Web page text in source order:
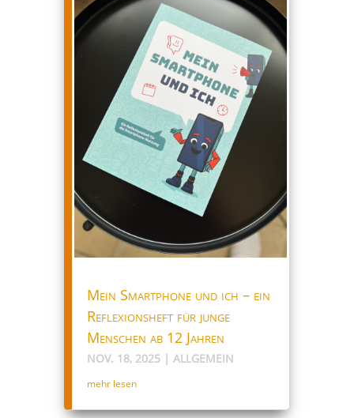
Mein Smartphone und ich – ein
Reflexionsheft für junge
Menschen ab 12 Jahren
NOV. 18, 2025| ALLGEMEIN
mehr lesen